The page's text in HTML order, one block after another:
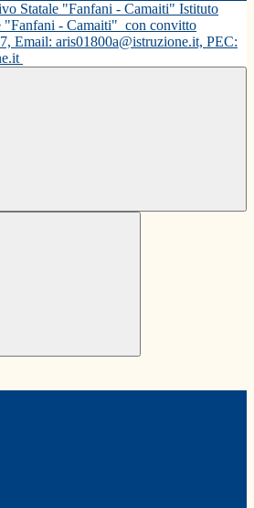
Istituto
"Fanfani - Camaiti" con convitto
Email: aris01800a@istruzione.it, PEC: